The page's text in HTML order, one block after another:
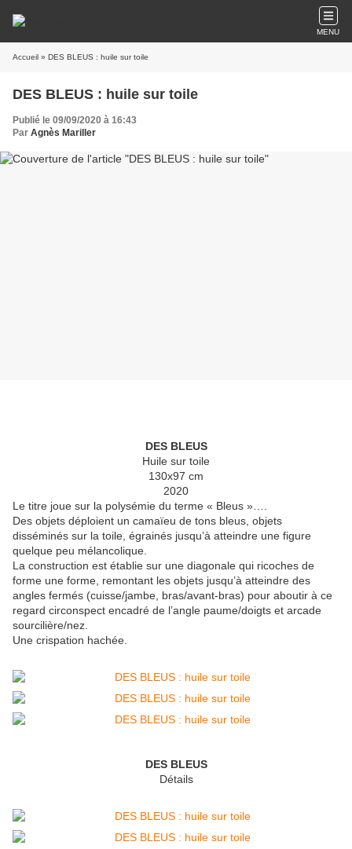
MENU
Accueil » DES BLEUS : huile sur toile
DES BLEUS : huile sur toile
Publié le 09/09/2020 à 16:43
Par Agnès Mariller
DES BLEUS
Huile sur toile
130x97 cm
2020
Le titre joue sur la polysémie du terme « Bleus »….
Des objets déploient un camaïeu de tons bleus, objets
disséminés sur la toile, égrainés jusqu’à atteindre une figure
quelque peu mélancolique.
La construction est établie sur une diagonale qui ricoches de
forme une forme, remontant les objets jusqu’à atteindre des
angles fermés (cuisse/jambe, bras/avant-bras) pour aboutir à ce
regard circonspect encadré de l’angle paume/doigts et arcade
sourcilière/nez.
Une crispation hachée.
DES BLEUS
Détails